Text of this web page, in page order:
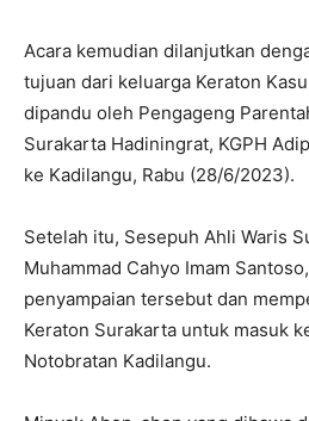
Acara kemudian dilanjutkan
tujuan dari keluarga Keraton
dipandu oleh Pengageng
Surakarta Hadiningrat, KGPH
ke Kadilangu, Rabu (28/6/2023).
Setelah itu, Sesepuh Ahli Waris
Muhammad Cahyo Imam
penyampaian tersebut dan
Keraton Surakarta untuk masuk
Notobratan Kadilangu.